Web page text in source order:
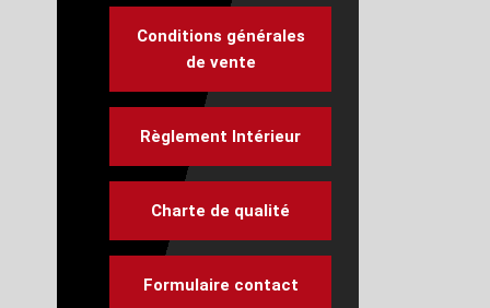
Conditions générales
de vente
Règlement Intérieur
Charte de qualité
Formulaire contact